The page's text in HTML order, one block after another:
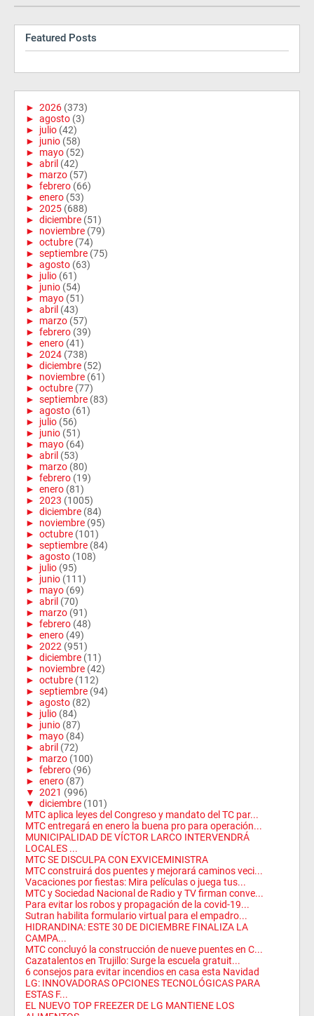
Featured Posts
► 2026 (373)
► agosto (3)
► julio (42)
► junio (58)
► mayo (52)
► abril (42)
► marzo (57)
► febrero (66)
► enero (53)
► 2025 (688)
► diciembre (51)
► noviembre (79)
► octubre (74)
► septiembre (75)
► agosto (63)
► julio (61)
► junio (54)
► mayo (51)
► abril (43)
► marzo (57)
► febrero (39)
► enero (41)
► 2024 (738)
► diciembre (52)
► noviembre (61)
► octubre (77)
► septiembre (83)
► agosto (61)
► julio (56)
► junio (51)
► mayo (64)
► abril (53)
► marzo (80)
► febrero (19)
► enero (81)
► 2023 (1005)
► diciembre (84)
► noviembre (95)
► octubre (101)
► septiembre (84)
► agosto (108)
► julio (95)
► junio (111)
► mayo (69)
► abril (70)
► marzo (91)
► febrero (48)
► enero (49)
► 2022 (951)
► diciembre (11)
► noviembre (42)
► octubre (112)
► septiembre (94)
► agosto (82)
► julio (84)
► junio (87)
► mayo (84)
► abril (72)
► marzo (100)
► febrero (96)
► enero (87)
▼ 2021 (996)
▼ diciembre (101)
MTC aplica leyes del Congreso y mandato del TC par...
MTC entregará en enero la buena pro para operación...
MUNICIPALIDAD DE VÍCTOR LARCO INTERVENDRÁ
LOCALES ...
MTC SE DISCULPA CON EXVICEMINISTRA
MTC construirá dos puentes y mejorará caminos veci...
Vacaciones por fiestas: Mira películas o juega tus...
MTC y Sociedad Nacional de Radio y TV firman conve...
Para evitar los robos y propagación de la covid-19...
Sutran habilita formulario virtual para el empadro...
HIDRANDINA: ESTE 30 DE DICIEMBRE FINALIZA LA
CAMPA...
MTC concluyó la construcción de nueve puentes en C...
Cazatalentos en Trujillo: Surge la escuela gratuit...
6 consejos para evitar incendios en casa esta Navidad
LG: INNOVADORAS OPCIONES TECNOLÓGICAS PARA
ESTAS F...
EL NUEVO TOP FREEZER DE LG MANTIENE LOS